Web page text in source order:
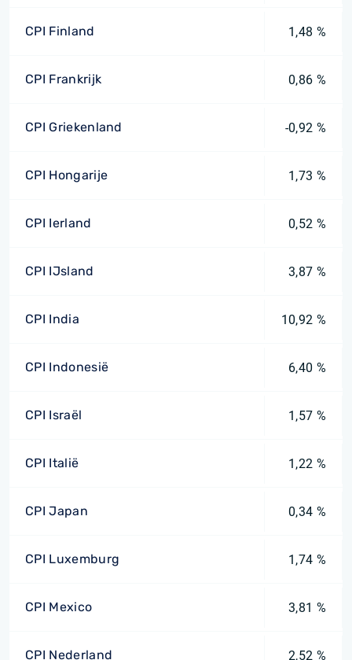
CPI Finland 1,48 %
CPI Frankrijk 0,86 %
CPI Griekenland -0,92 %
CPI Hongarije 1,73 %
CPI Ierland 0,52 %
CPI IJsland 3,87 %
CPI India 10,92 %
CPI Indonesië 6,40 %
CPI Israël 1,57 %
CPI Italië 1,22 %
CPI Japan 0,34 %
CPI Luxemburg 1,74 %
CPI Mexico 3,81 %
CPI Nederland 2,52 %